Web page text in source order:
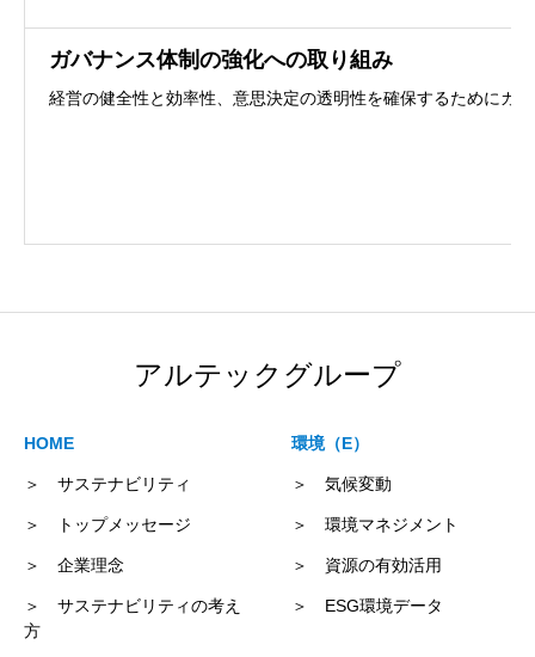
ガバナンス体制の強化への取り組み
経営の健全性と効率性、意思決定の透明性を確保するためにガ
アルテックグループ
HOME
＞ サステナビリティ
＞ トップメッセージ
＞ 企業理念
＞ サステナビリティの考え
方
環境（E）
＞ 気候変動
＞ 環境マネジメント
＞ 資源の有効活用
＞ ESG環境データ